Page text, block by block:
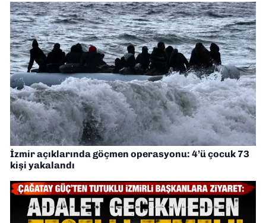
İzmir açıklarında göçmen operasyonu: 4’ü çocuk 73
kişi yakalandı